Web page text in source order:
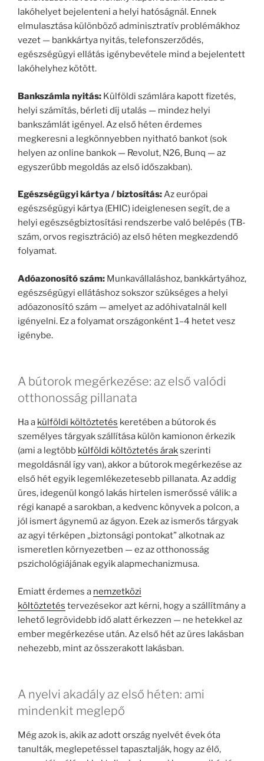
lakóhelyet bejelenteni a helyi hatóságnál. Ennek
elmulasztása különböző adminisztratív problémákhoz
vezet — bankkártya nyitás, telefonszerződés,
egészségügyi ellátás igénybevétele mind a bejelentett
lakóhelyhez kötött.
Bankszámla nyitás: Külföldi számlára kapott fizetés,
helyi számítás, bérleti díj utalás — mindez helyi
bankszámlát igényel. Az első héten érdemes
megkeresni a legkönnyebben nyitható bankot (sok
helyen az online bankok — Revolut, N26, Bunq — az
egyszerűbb megoldás az első időszakban).
Egészségügyi kártya / biztosítás:Az európai
egészségügyi kártya (EHIC) ideiglenesen segít, de a
helyi egészségbiztosítási rendszerbe való belépés (TB-
szám, orvos regisztráció) az első héten megkezdendő
folyamat.
Adóazonosító szám: Munkavállaláshoz, bankkártyához,
egészségügyi ellátáshoz sokszor szükséges a helyi
adóazonosító szám — amelyet az adóhivatalnál kell
igényelni. Ez a folyamat országonként 1–4 hetet vesz
igénybe.
A bútorok megérkezése: az első valódi
otthonosság pillanata
Ha a külföldi költöztetés keretében a bútorok és
személyes tárgyak szállítása külön kamionon érkezik
(ami a legtöbb külföldi költöztetés árakszerinti
megoldásnál így van), akkor a bútorok megérkezése az
első hét egyik legemlékezetesebb pillanata. Az addig
üres, idegenül kongó lakás hirtelen ismerőssé válik: a
régi kanapé a sarokban, a kedvenc könyvek a polcon, a
jól ismert ágynemű az ágyon. Ezek az ismerős tárgyak
az agyi térképen „biztonsági pontokat” alkotnak az
ismeretlen környezetben — ez az otthonosság
pszichológiájának egyik alapmechanizmusa.
Emiatt érdemes a nemzetközi
költöztetés tervezésekor azt kérni, hogy a szállítmány a
lehető legrövidebb idő alatt érkezzen — ne hetekkel az
ember megérkezése után. Az első hét az üres lakásban
nehezebb, mint az összerakott lakásban.
A nyelvi akadály az első héten: ami
mindenkit meglepő
Még azok is, akik az adott ország nyelvét évek óta
tanulták, meglepetéssel tapasztalják, hogy az élő,